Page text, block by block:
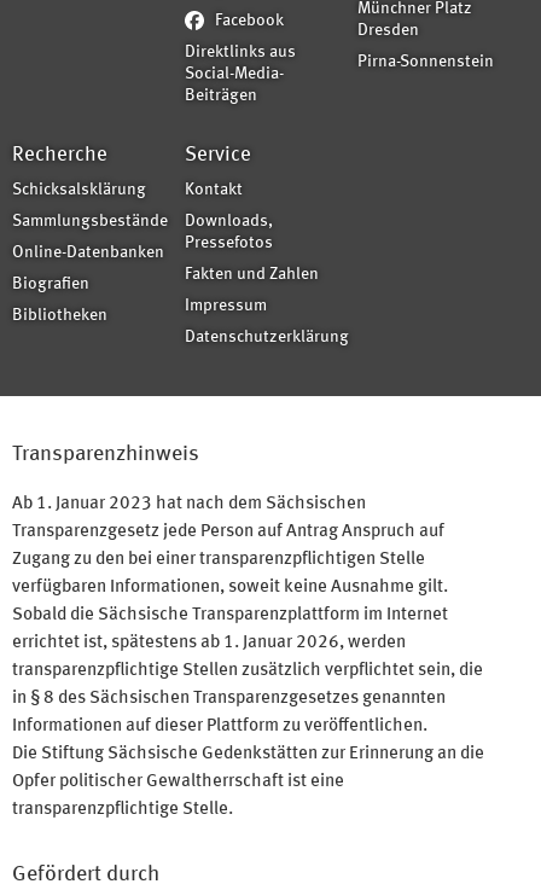
Facebook
Direktlinks aus
Social-Media-
Beiträgen
Münchner Platz
Dresden
Pirna-Sonnenstein
Recherche
Schicksalsklärung
Sammlungsbestände
Online-Datenbanken
Biografien
Bibliotheken
Service
Kontakt
Downloads,
Pressefotos
Fakten und Zahlen
Impressum
Datenschutzerklärung
Transparenzhinweis
Ab 1. Januar 2023 hat nach dem Sächsischen
Transparenzgesetz jede Person auf Antrag Anspruch auf
Zugang zu den bei einer transparenzpflichtigen Stelle
verfügbaren Informationen, soweit keine Ausnahme gilt.
Sobald die Sächsische Transparenzplattform im Internet
errichtet ist, spätestens ab 1. Januar 2026, werden
transparenzpflichtige Stellen zusätzlich verpflichtet sein, die
in § 8 des Sächsischen Transparenzgesetzes genannten
Informationen auf dieser Plattform zu veröffentlichen.
Die Stiftung Sächsische Gedenkstätten zur Erinnerung an die
Opfer politischer Gewaltherrschaft ist eine
transparenzpflichtige Stelle.
Gefördert durch